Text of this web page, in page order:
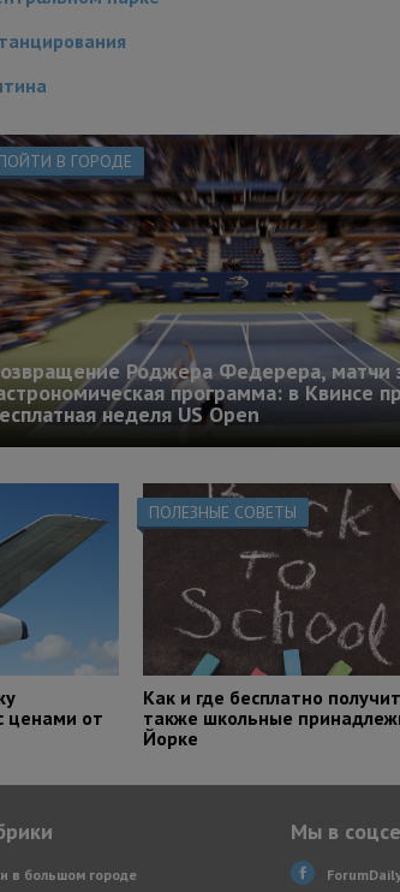
В ГОРОДЕ
Роджера Федерера, матчи
программа: в Квинсе
неделя US Open
ценами от
ПОЛЕЗНЫЕ СОВЕТЫ
Как и где бесплатно
также школьные
Йорке
в большом городе
Мы в